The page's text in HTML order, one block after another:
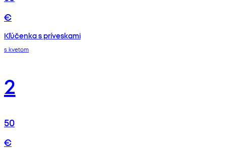
€
Kľúčenka s príveskami
s kvetom
2
50
€